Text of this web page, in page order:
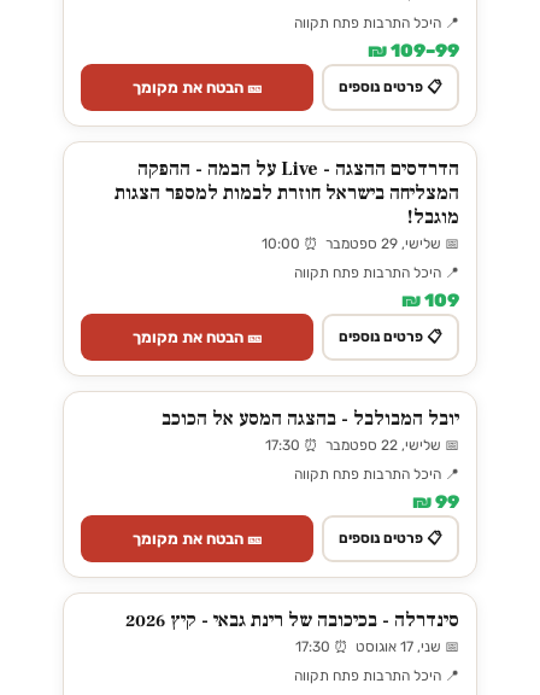
📍 היכל התרבות פתח תקווה
99–109 ₪
📋 פרטים נוספים 🎫 הבטח את מקומך
הדרדסים ההצגה - Live על הבמה - ההפקה
המצליחה בישראל חוזרת לבמות למספר הצגות
מוגבל!
📅 שלישי, 29 ספטמבר ⏰ 10:00
📍 היכל התרבות פתח תקווה
109 ₪
📋 פרטים נוספים 🎫 הבטח את מקומך
יובל המבולבל - בהצגה המסע אל הכוכב
📅 שלישי, 22 ספטמבר ⏰ 17:30
📍 היכל התרבות פתח תקווה
99 ₪
📋 פרטים נוספים 🎫 הבטח את מקומך
סינדרלה - בכיכובה של רינת גבאי - קיץ 2026
📅 שני, 17 אוגוסט ⏰ 17:30
📍 היכל התרבות פתח תקווה